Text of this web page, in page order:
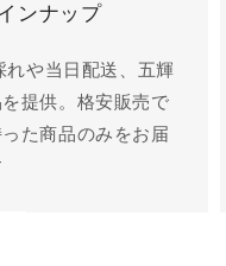
ンナップ
れや当日配送、五輝
提供。格安販売で
た商品のみをお届